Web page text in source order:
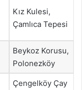
Kız Kulesi,
Çamlıca Tepesi
Beykoz Korusu,
Polonezköy
Çengelköy Çay